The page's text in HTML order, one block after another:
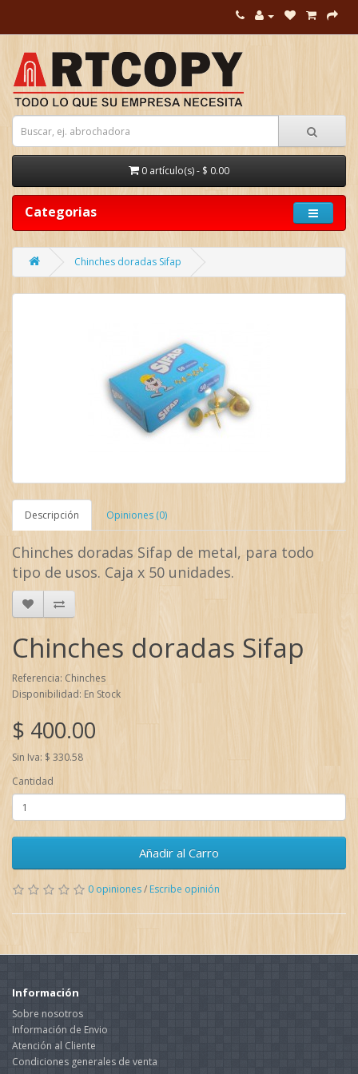
0 artículo(s) - $ 0.00
Categorias
Chinches doradas Sifap
Descripción Opiniones (0)
Chinches doradas Sifap de metal, para todo
tipo de usos. Caja x 50 unidades.
Chinches doradas Sifap
Referencia: Chinches
Disponibilidad: En Stock
$ 400.00
Sin Iva: $ 330.58
Cantidad
Añadir al Carro
0 opiniones/ Escribe opinión
Información
Sobre nosotros
Información de Envio
Atención al Cliente
Condiciones generales de venta